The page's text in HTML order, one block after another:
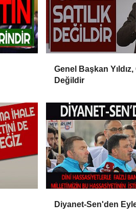
Genel Başkan Yıldız,
Değildir
Diyanet-Sen'den